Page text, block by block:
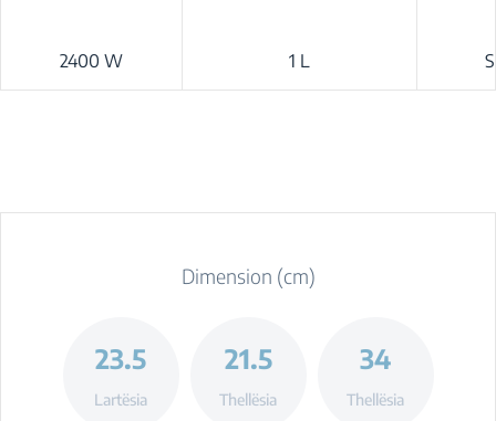
2400 W 1 L
Dimension (cm)
23.5
Lartësia
21.5
Thellësia
34
Thellësia